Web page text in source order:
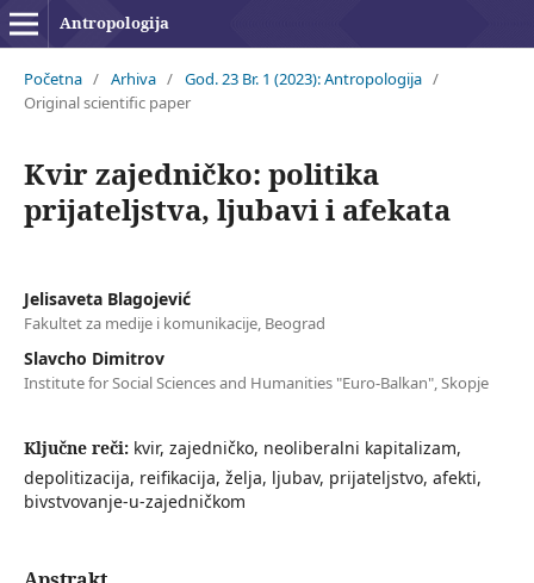
Antropologija
Početna / Arhiva / God. 23 Br. 1 (2023): Antropologija /
Original scientific paper
Kvir zajedničko: politika
prijateljstva, ljubavi i afekata
Jelisaveta Blagojević
Fakultet za medije i komunikacije, Beograd
Slavcho Dimitrov
Institute for Social Sciences and Humanities "Euro-Balkan", Skopje
Ključne reči: kvir, zajedničko, neoliberalni kapitalizam,
depolitizacija, reifikacija, želja, ljubav, prijateljstvo, afekti,
bivstvovanje-u-zajedničkom